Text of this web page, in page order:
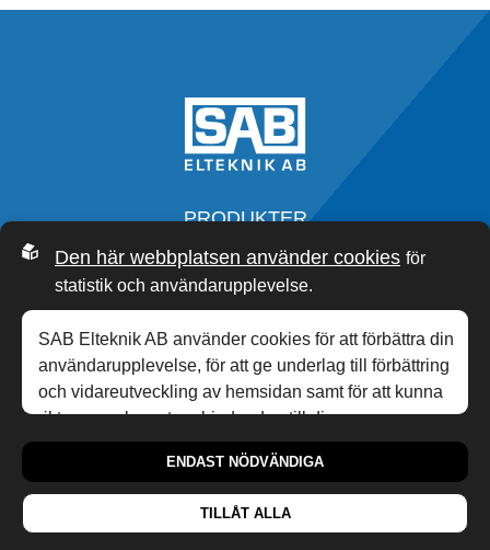
PRODUKTER
SERVICE
OM OSS
SAB ACADEMY
NYHETER
KONTAKT
HONUNGSGATAN 10, 432 48
Den här webbplatsen använder cookies för
statistik och användarupplevelse.
SAB Elteknik AB använder cookies för att förbättra din
användarupplevelse, för att ge underlag till förbättring
och vidareutveckling av hemsidan samt för att kunna
rikta mer relevanta erbjudanden till dig.
Läs gärna vårpersonuppgiftspolicy. Om du
ändra ditt val i efterhand hittar du den möjligheten i
ENDAST NÖDVÄNDIGA
TILLÅT ALLA